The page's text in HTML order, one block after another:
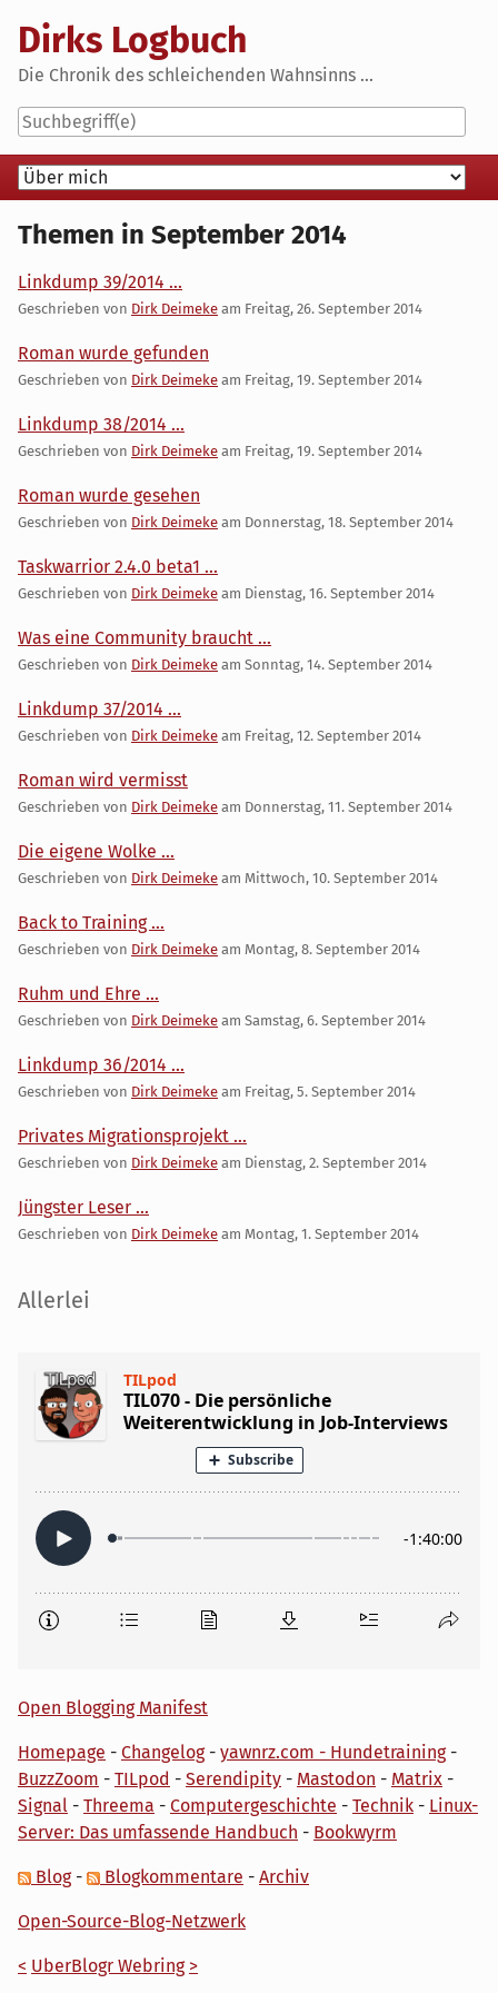
content
Dirks Logbuch
Die Chronik des schleichenden Wahnsinns ...
Navigation
Themen in September 2014
Linkdump 39/2014 ...
Geschrieben von Dirk Deimeke am Freitag, 26. September 2014
Roman wurde gefunden
Geschrieben von Dirk Deimeke am Freitag, 19. September 2014
Linkdump 38/2014 ...
Geschrieben von Dirk Deimeke am Freitag, 19. September 2014
Roman wurde gesehen
Geschrieben von Dirk Deimeke am Donnerstag, 18. September 2014
Taskwarrior 2.4.0 beta1 ...
Geschrieben von Dirk Deimeke am Dienstag, 16. September 2014
Was eine Community braucht ...
Geschrieben von Dirk Deimeke am Sonntag, 14. September 2014
Linkdump 37/2014 ...
Geschrieben von Dirk Deimeke am Freitag, 12. September 2014
Roman wird vermisst
Geschrieben von Dirk Deimeke am Donnerstag, 11. September 2014
Die eigene Wolke ...
Geschrieben von Dirk Deimeke am Mittwoch, 10. September 2014
Back to Training ...
Geschrieben von Dirk Deimeke am Montag, 8. September 2014
Ruhm und Ehre ...
Geschrieben von Dirk Deimeke am Samstag, 6. September 2014
Linkdump 36/2014 ...
Geschrieben von Dirk Deimeke am Freitag, 5. September 2014
Privates Migrationsprojekt ...
Geschrieben von Dirk Deimeke am Dienstag, 2. September 2014
Jüngster Leser ...
Geschrieben von Dirk Deimeke am Montag, 1. September 2014
Seitenleiste
Allerlei
Open Blogging Manifest
Homepage - Changelog- yawnrz.com - Hundetraining-
BuzzZoom - TILpod - Serendipity - Mastodon - Matrix -
Signal - Threema - Computergeschichte - Technik - Linux-
Server: Das umfassende Handbuch - Bookwyrm
Blog- Blogkommentare - Archiv
Open-Source-Blog-Netzwerk
< UberBlogr Webring >